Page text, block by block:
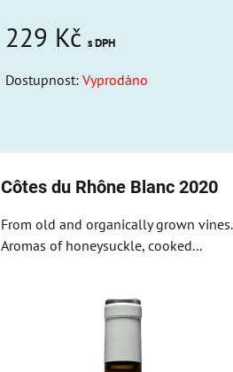
229 Kč s DPH
Dostupnost: Vyprodáno
Côtes du Rhône Blanc 2020
From old and organically grown vines.
Aromas of honeysuckle, cooked...